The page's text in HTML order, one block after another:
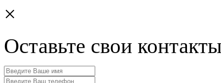
×
Оставьте свои